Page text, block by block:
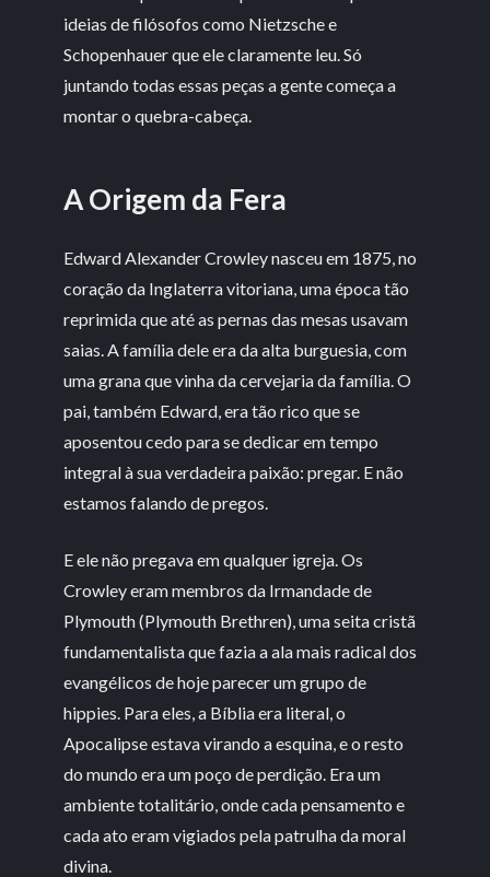
ideias de filósofos como Nietzsche e
Schopenhauer que ele claramente leu. Só
juntando todas essas peças a gente começa a
montar o quebra-cabeça.
A Origem da Fera
Edward Alexander Crowley nasceu em 1875, no
coração da Inglaterra vitoriana, uma época tão
reprimida que até as pernas das mesas usavam
saias. A família dele era da alta burguesia, com
uma grana que vinha da cervejaria da família. O
pai, também Edward, era tão rico que se
aposentou cedo para se dedicar em tempo
integral à sua verdadeira paixão: pregar. E não
estamos falando de pregos.
E ele não pregava em qualquer igreja. Os
Crowley eram membros da Irmandade de
Plymouth (Plymouth Brethren), uma seita cristã
fundamentalista que fazia a ala mais radical dos
evangélicos de hoje parecer um grupo de
hippies. Para eles, a Bíblia era literal, o
Apocalipse estava virando a esquina, e o resto
do mundo era um poço de perdição. Era um
ambiente totalitário, onde cada pensamento e
cada ato eram vigiados pela patrulha da moral
divina.